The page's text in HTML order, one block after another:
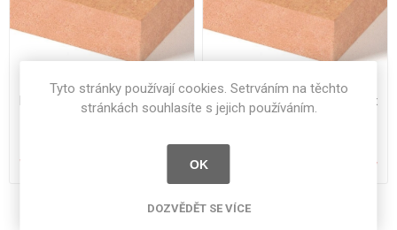
MDF Unilin Spanolux Fibralux
FR B-S1-d0 3050x1220x12
Volat pro zjištění ceny
MDF Unilin Spanolux Fibralux
FR B-S1-d0 3050x1220x16
Volat pro zjištění ceny
Tyto stránky používají cookies. Setrváním na těchto
stránkách souhlasíte s jejich používáním.
OK
DOZVĚDĚT SE VÍCE